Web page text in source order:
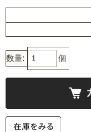
数量: 個